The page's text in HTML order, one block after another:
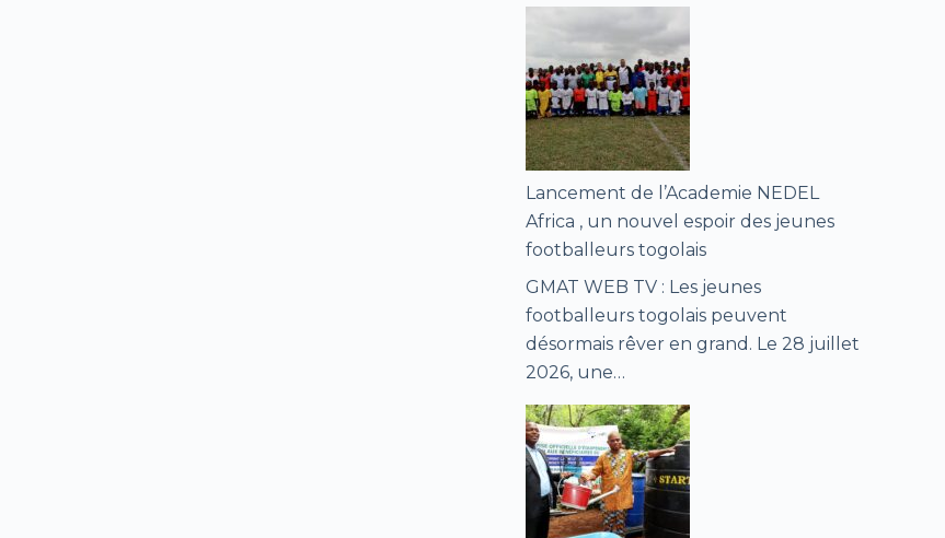
Lancement de l’Academie NEDEL
Africa , un nouvel espoir des jeunes
footballeurs togolais
GMAT WEB TV : Les jeunes
footballeurs togolais peuvent
désormais rêver en grand. Le 28 juillet
2026, une…